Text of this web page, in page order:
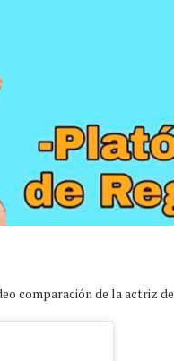
comparación de la actriz de